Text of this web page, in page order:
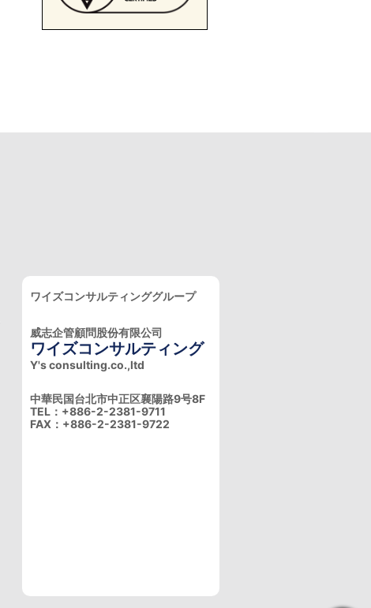
ワイズコンサルティンググループ
威志企管顧問股份有限公司
ワイズコンサルティング
Y's consulting.co.,ltd
中華民国台北市中正区襄陽路9号8F
TEL：+886-2-2381-9711
FAX：+886-2-2381-9722